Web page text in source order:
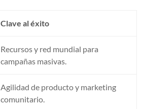
Clave al éxito
Recursos y red mundial para
campañas masivas.
Agilidad de producto y marketing
comunitario.